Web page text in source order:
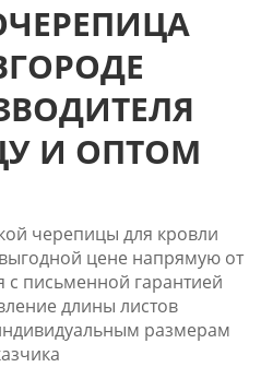
И ОПТОМ
черепицы для кровли
цене напрямую от
с письменной гарантией
длины листов
размерам